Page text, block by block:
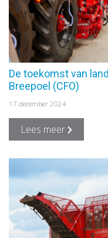
De toekomst van
Breepoel (CFO)
17 december 2024
Lees meer